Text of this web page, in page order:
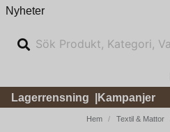
Nyheter
Lagerrensning
Kampanjer
Hem Textil & Mattor